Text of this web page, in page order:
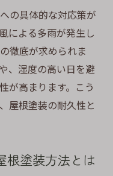
の具体的な対応策が
による多雨が発生し
徹底が求められま
、湿度の高い日を避
が高まります。こう
屋根塗装の耐久性と
根塗装方法とは